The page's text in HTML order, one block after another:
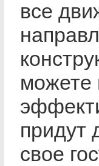
все
можете
придут
свое